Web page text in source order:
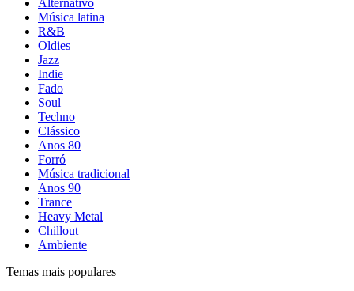
Alternativo
Música latina
R&B
Oldies
Jazz
Indie
Fado
Soul
Techno
Clássico
Anos 80
Forró
Música tradicional
Anos 90
Trance
Heavy Metal
Chillout
Ambiente
Temas mais populares